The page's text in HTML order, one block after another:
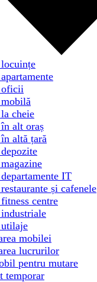
cheie
alt oraș
altă țară
IT
și cafenele
centre
mobilei
lucrurilor
pentru mutare
temporar